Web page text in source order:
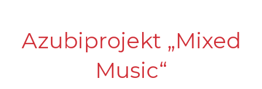
Azubiprojekt „Mixed
Music“